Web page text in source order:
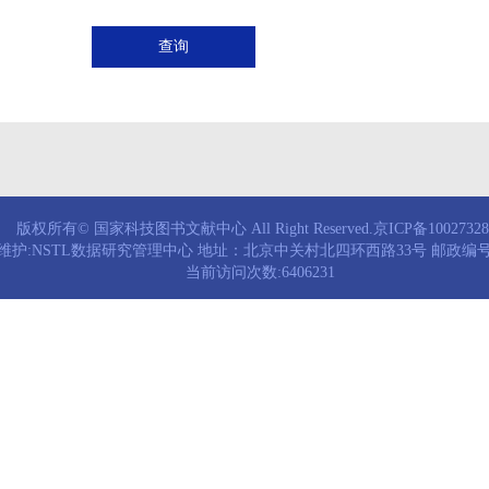
查询
版权所有© 国家科技图书文献中心 All Right Reserved.京ICP备
护:NSTL数据研究管理中心 地址：北京中关村北四环西路33号 邮政编
当前访问次数:6406231